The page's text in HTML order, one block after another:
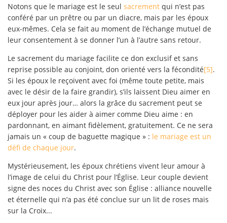
Notons que le mariage est le seul sacrement qui n’est pas
conféré par un prêtre ou par un diacre, mais par les époux
eux-mêmes. Cela se fait au moment de l’échange mutuel de
leur consentement à se donner l’un à l’autre sans retour.
Le sacrement du mariage facilite ce don exclusif et sans
reprise possible au conjoint, don orienté vers la fécondité[5].
Si les époux le reçoivent avec foi (même toute petite, mais
avec le désir de la faire grandir), s’ils laissent Dieu aimer en
eux jour après jour… alors la grâce du sacrement peut se
déployer pour les aider à aimer comme Dieu aime : en
pardonnant, en aimant fidèlement, gratuitement. Ce ne sera
jamais un « coup de baguette magique » : le mariage est un
défi de chaque jour.
Mystérieusement, les époux chrétiens vivent leur amour à
l’image de celui du Christ pour l’Église. Leur couple devient
signe des noces du Christ avec son Église : alliance nouvelle
et éternelle qui n’a pas été conclue sur un lit de roses mais
sur la Croix...